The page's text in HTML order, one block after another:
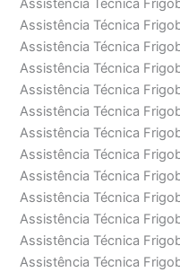
Assistência Técnica
Assistência Técnica
Assistência Técnica
Assistência Técnica
Assistência Técnica
Assistência Técnica
Assistência Técnica
Assistência Técnica
Assistência Técnica
Assistência Técnica
Assistência Técnica
Assistência Técnica
Assistência Técnica